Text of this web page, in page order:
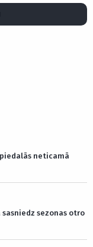
neticamā
sasniedz sezonas otro